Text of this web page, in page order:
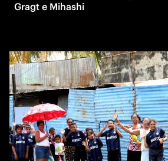
Gragt e Mihashi